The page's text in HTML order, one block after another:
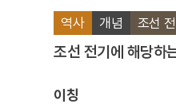
역사 개념 조선
조선 전기에 해당하
이칭